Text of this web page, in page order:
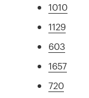
1010
1129
603
1657
720